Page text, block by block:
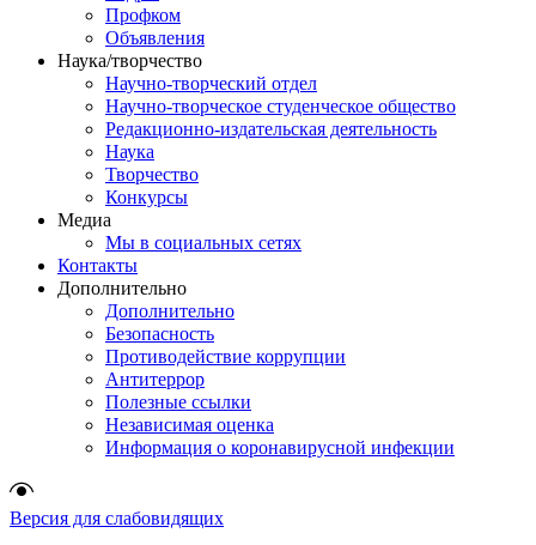
Профком
Объявления
Наука/творчество
Научно-творческий отдел
Научно-творческое студенческое общество
Редакционно-издательская деятельность
Наука
Творчество
Конкурсы
Медиа
Мы в социальных сетях
Контакты
Дополнительно
Дополнительно
Безопасность
Противодействие коррупции
Антитеррор
Полезные ссылки
Независимая оценка
Информация о коронавирусной инфекции
Версия для слабовидящих